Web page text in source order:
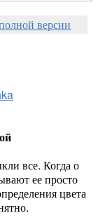
версии
все. Когда о
ее просто
цвета